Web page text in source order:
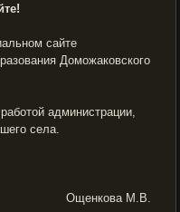
сайте
Доможаковского
администрации,
села.
Ощенкова М.В.